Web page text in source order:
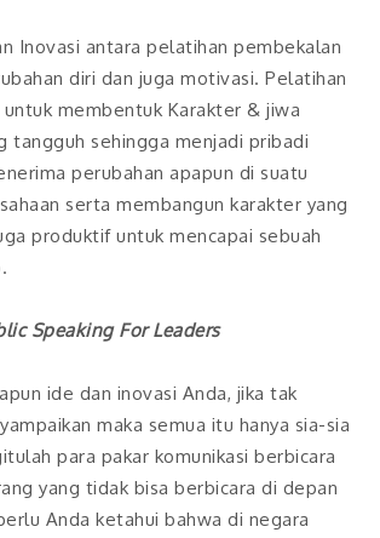
Inovasi antara pelatihan pembekalan
diri dan juga motivasi. Pelatihan
membentuk Karakter & jiwa
tangguh sehingga menjadi pribadi
perubahan apapun di suatu
serta membangun karakter yang
produktif untuk mencapai sebuah
Speaking For Leaders
ide dan inovasi Anda, jika tak
maka semua itu hanya sia-sia
para pakar komunikasi berbicara
yang tidak bisa berbicara di depan
Anda ketahui bahwa di negara